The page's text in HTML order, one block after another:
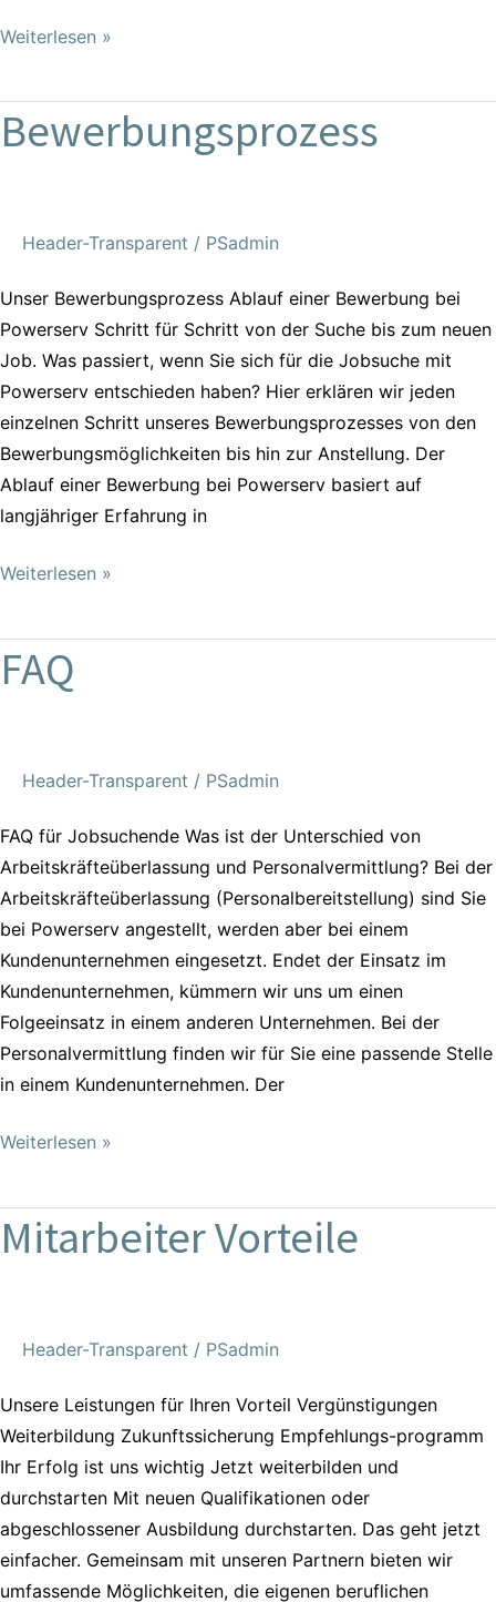
Weiterlesen »
Bewerbungsprozess
Header-Transparent / PSadmin
Unser Bewerbungsprozess Ablauf einer Bewerbung bei
Powerserv Schritt für Schritt von der Suche bis zum neuen
Job. Was passiert, wenn Sie sich für die Jobsuche mit
Powerserv entschieden haben? Hier erklären wir jeden
einzelnen Schritt unseres Bewerbungsprozesses von den
Bewerbungsmöglichkeiten bis hin zur Anstellung. Der
Ablauf einer Bewerbung bei Powerserv basiert auf
langjähriger Erfahrung in
Bewerbungsprozess
Weiterlesen »
FAQ
Header-Transparent / PSadmin
FAQ für Jobsuchende Was ist der Unterschied von
Arbeitskräfteüberlassung und Personalvermittlung? Bei der
Arbeitskräfteüberlassung (Personalbereitstellung) sind Sie
bei Powerserv angestellt, werden aber bei einem
Kundenunternehmen eingesetzt. Endet der Einsatz im
Kundenunternehmen, kümmern wir uns um einen
Folgeeinsatz in einem anderen Unternehmen. Bei der
Personalvermittlung finden wir für Sie eine passende Stelle
in einem Kundenunternehmen. Der
FAQ
Weiterlesen »
Mitarbeiter Vorteile
Header-Transparent / PSadmin
Unsere Leistungen für Ihren Vorteil Vergünstigungen
Weiterbildung Zukunftssicherung Empfehlungs-programm
Ihr Erfolg ist uns wichtig Jetzt weiterbilden und
durchstarten Mit neuen Qualifikationen oder
abgeschlossener Ausbildung durchstarten. Das geht jetzt
einfacher. Gemeinsam mit unseren Partnern bieten wir
umfassende Möglichkeiten, die eigenen beruflichen
Mitarbeiter
Vorteile